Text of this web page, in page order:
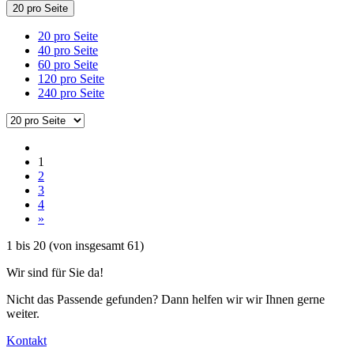
20 pro Seite
20 pro Seite
40 pro Seite
60 pro Seite
120 pro Seite
240 pro Seite
1
2
3
4
»
1 bis 20 (von insgesamt 61)
Wir sind für Sie da!
Nicht das Passende gefunden? Dann helfen wir wir Ihnen gerne
weiter.
Kontakt